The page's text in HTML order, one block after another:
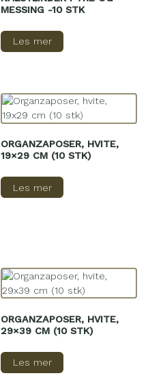
MESSING -10 STK
Les mer
ORGANZAPOSER, HVITE,
19×29 CM (10 STK)
Les mer
ORGANZAPOSER, HVITE,
29×39 CM (10 STK)
Les mer